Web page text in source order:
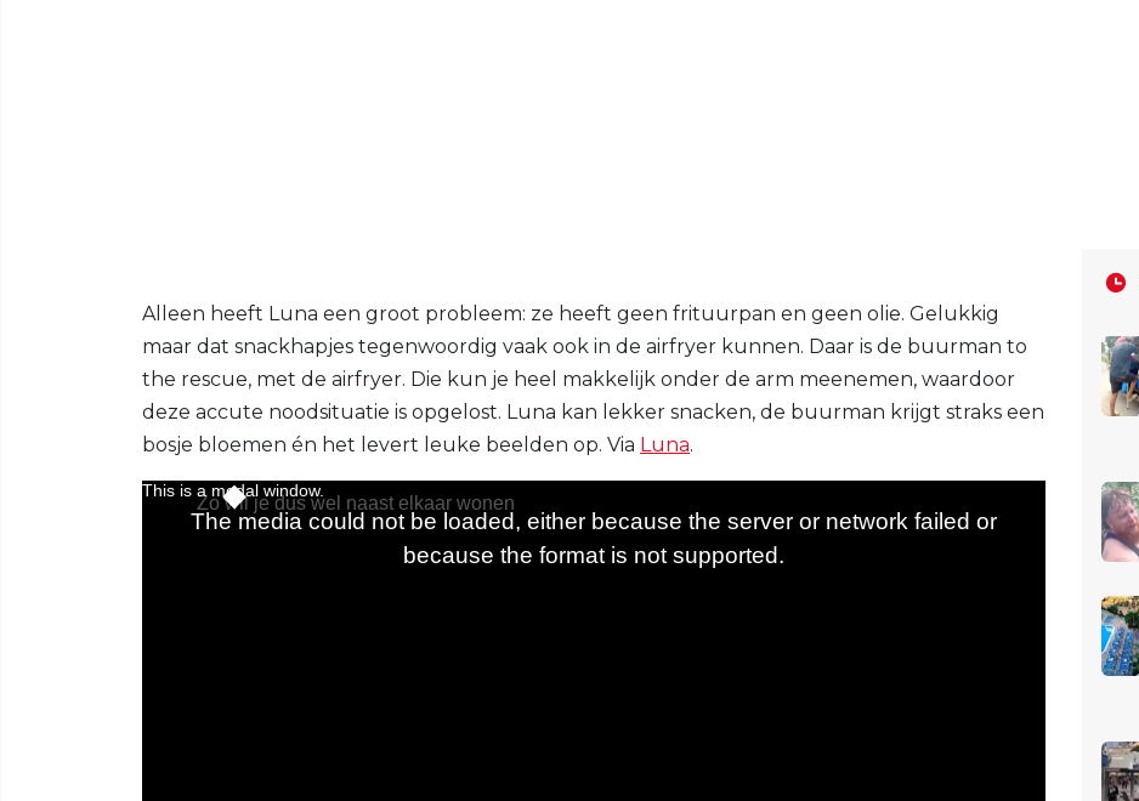
Alleen heeft Luna een groot probleem: ze heeft geen frituurpan en geen olie. Gelukkig
maar dat snackhapjes tegenwoordig vaak ook in de airfryer kunnen. Daar is de buurman to
the rescue, met de airfryer. Die kun je heel makkelijk onder de arm meenemen, waardoor
deze accute noodsituatie is opgelost. Luna kan lekker snacken, de buurman krijgt straks een
bosje bloemen én het levert leuke beelden op. Via Luna.